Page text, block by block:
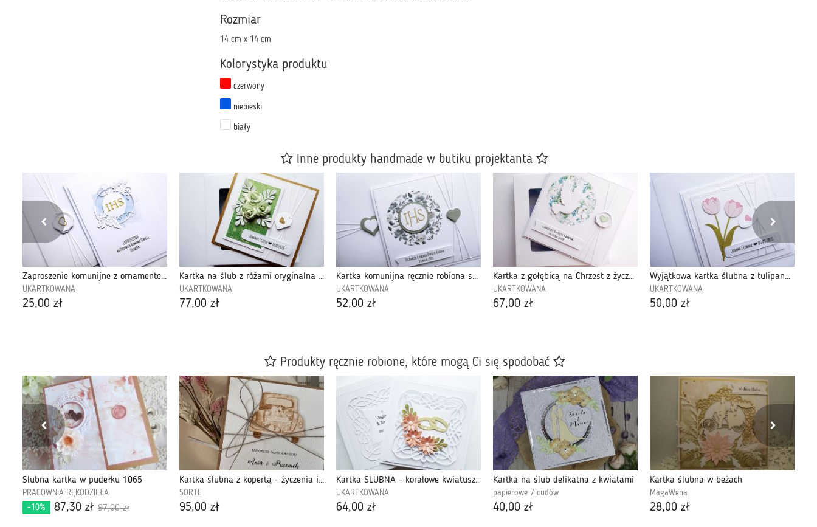
Rozmiar
14 cm x 14 cm
Kolorystyka produktu
czerwony
niebieski
biały
Inne produkty handmade w butiku projektanta
Zaproszenie komunijne z ornamentem handmade
UKARTKOWANA
25,00 zł
Kartka na ślub z różami oryginalna w pudełku
UKARTKOWANA
77,00 zł
Kartka komunijna ręcznie robiona szare kwiaty
UKARTKOWANA
52,00 zł
Kartka z gołębicą na Chrzest z życzeniami
UKARTKOWANA
67,00 zł
Wyjątkowa kartka ślubna z tulipanami handmade
UKARTKOWANA
50,00 zł
Produkty ręcznie robione, które mogą Ci się spodobać
Ślubna kartka w pudełku 1065
PRACOWNIA RĘKODZIEŁA
-10%
87,30 zł 97,00 zł
Kartka ślubna z kopertą - życzenia i personalizacja 1g
SORTE
95,00 zł
Kartka ŚLUBNA - koralowe kwiatuszki
UKARTKOWANA
64,00 zł
Kartka na ślub delikatna z kwiatami
papierowe 7 cudów
40,00 zł
Kartka ślubna w beżach
MagaWena
28,00 zł